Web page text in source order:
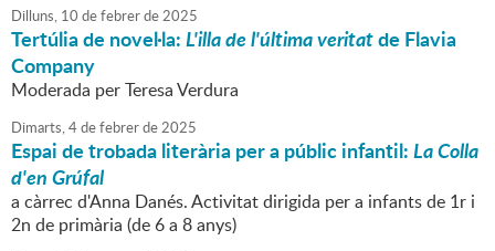
Dilluns, 10 defebrerde2025
Tertúlia de novel·la:L'illa de l'última veritatde Flavia
Company
Moderada per Teresa Verdura
Dimarts,4defebrerde2025
Espai de trobada literària per a públic infantil:La Colla
d'en Grúfal
a càrrec d'Anna Danés. Activitat dirigida per a infants de 1r i
2n de primària (de 6 a 8 anys)